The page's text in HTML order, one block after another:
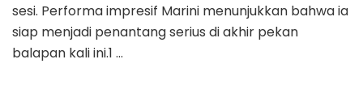
sesi. Performa impresif Marini menunjukkan bahwa ia
siap menjadi penantang serius di akhir pekan
balapan kali ini.1 …